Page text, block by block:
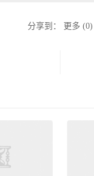
分享到： 更多 (0)